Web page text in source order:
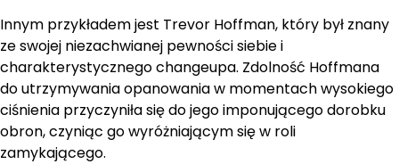
Innym przykładem jest Trevor Hoffman, który był znany
ze swojej niezachwianej pewności siebie i
charakterystycznego changeupa. Zdolność Hoffmana
do utrzymywania opanowania w momentach wysokiego
ciśnienia przyczyniła się do jego imponującego dorobku
obron, czyniąc go wyróżniającym się w roli
zamykającego.